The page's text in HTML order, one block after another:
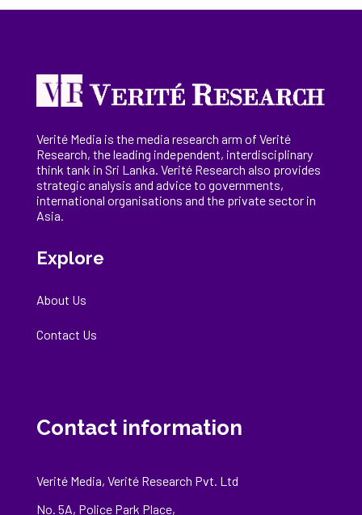
Verité Media is the media research arm of Verité
Research, theleading independent, interdisciplinary
think tank in Sri Lanka. Verité Research also provides
strategic analysis and advice to governments,
international organisations and the private sector in
Asia.
Explore
About Us
Contact Us
Contact information
Verité Media, Verité Research Pvt. Ltd
No. 5A, Police Park Place,